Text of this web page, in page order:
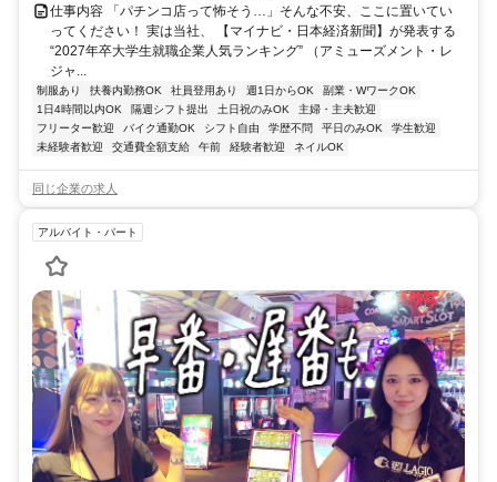
仕事内容 「パチンコ店って怖そう…」そんな不安、ここに置いてい
ってください！ 実は当社、 【マイナビ・日本経済新聞】が発表する
“2027年卒大学生就職企業人気ランキング” （アミューズメント・レ
ジャ...
制服あり 扶養内勤務OK 社員登用あり 週1日からOK
副業・WワークOK
1日4時間以内OK
隔週シフト提出 土日祝のみOK
主婦・主夫歓迎
フリーター歓迎
バイク通勤OK シフト自由 学歴不問 平日のみOK
学生歓迎
未経験者歓迎
交通費全額支給 午前 経験者歓迎 ネイルOK
同じ企業の求人
アルバイト・パート